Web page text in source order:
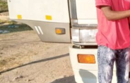
高
価
買
取
な